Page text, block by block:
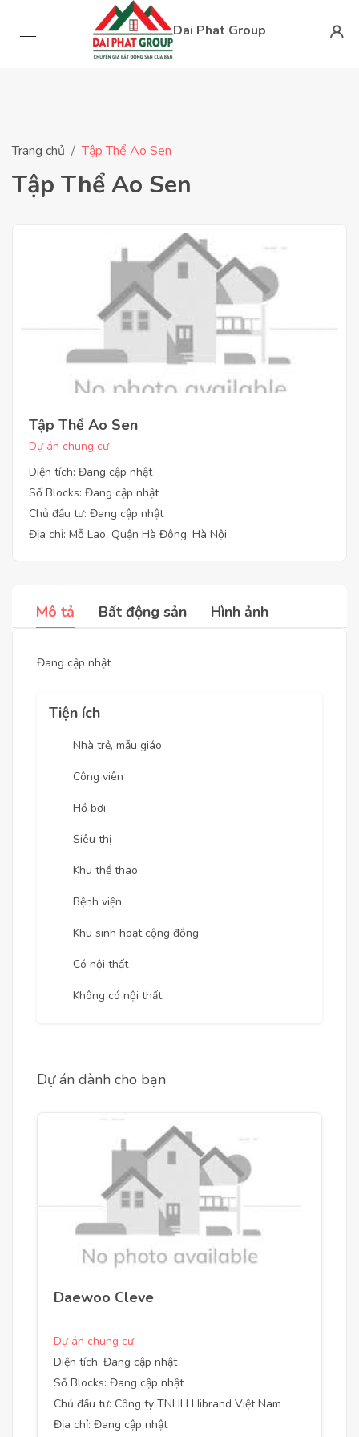
Dai Phat Group
Trang chủ Tập Thể Ao Sen
Tập Thể Ao Sen
Tập Thể Ao Sen
Dự án chung cư
Diện tích: Đang cập nhật
Số Blocks: Đang cập nhật
Chủ đầu tư: Đang cập nhật
Địa chỉ: Mỗ Lao, Quận Hà Đông, Hà Nội
Mô tả Bất động sản Hình ảnh
Đang cập nhật
Tiện ích
Nhà trẻ, mẫu giáo
Công viên
Hồ bơi
Siêu thị
Khu thể thao
Bệnh viện
Khu sinh hoạt cộng đồng
Có nội thất
Không có nội thất
Dự án dành cho bạn
Daewoo Cleve
Dự án chung cư
Diện tích: Đang cập nhật
Số Blocks: Đang cập nhật
Chủ đầu tư: Công ty TNHH Hibrand Việt Nam
Địa chỉ: Đang cập nhật